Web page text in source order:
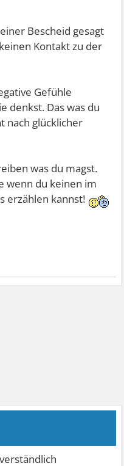
Bescheid gesagt
Kontakt zu der
Gefühle
denkst. Das was du
nach glücklicher
was du magst.
wenn du keinen im
erzählen kannst!